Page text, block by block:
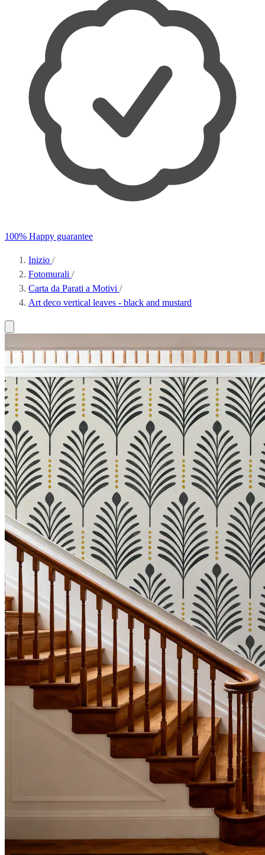
100% Happy guarantee
Inizio /
Fotomurali /
Carta da Parati a Motivi /
Art deco vertical leaves - black and mustard